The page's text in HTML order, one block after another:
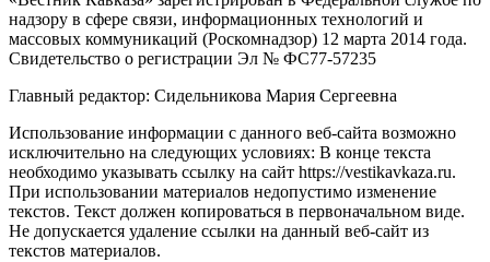
надзору в сфере связи, информационных технологий и
массовых коммуникаций (Роскомнадзор) 12 марта 2014 года.
Свидетельство о регистрации Эл № ФС77-57235
Главный редактор: Сидельникова Мария Сергеевна
Использование информации с данного веб-сайта возможно
исключительно на следующих условиях: В конце текста
необходимо указывать ссылку на сайт https://vestikavkaza.ru.
При использовании материалов недопустимо изменение
текстов. Текст должен копироваться в первоначальном виде.
Не допускается удаление ссылки на данный веб-сайт из
текстов материалов.